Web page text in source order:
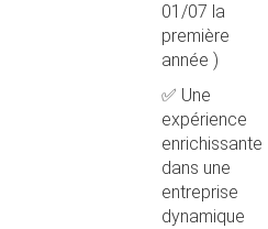
01/07 la
première
année )
✅ Une
expérience
enrichissante
dans une
entreprise
dynamique